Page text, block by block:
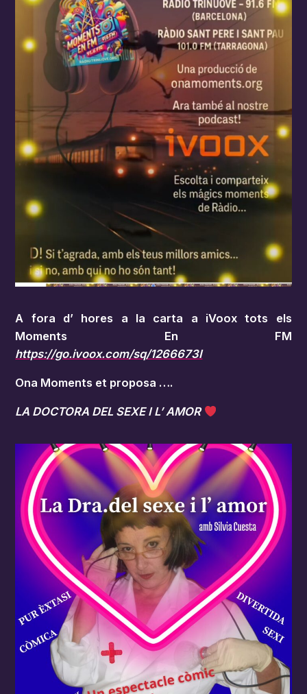
A fora d’ hores a la carta a iVoox tots els
Moments En FM
https://go.ivoox.com/sq/1266673I
Ona Moments et proposa ….
LA DOCTORA DEL SEXE I L’ AMOR